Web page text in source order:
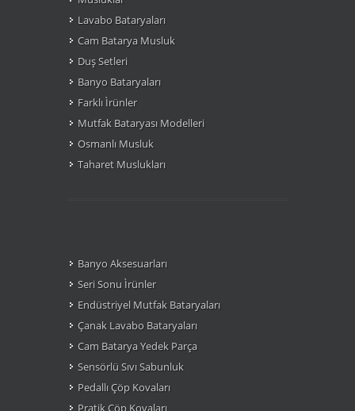
Lavabo Bataryaları
Cam Batarya Musluk
Duş Setleri
Banyo Bataryaları
Farklı Ìrünler
Mutfak Bataryası Modelleri
Osmanlı Musluk
Taharet Muslukları
Banyo Aksesuarları
Seri Sonu Ìrünler
Endüstriyel Mutfak Bataryaları
Çanak Lavabo Bataryaları
Cam Batarya Yedek Parça
Sensörlü Sıvı Sabunluk
Pedallı Çöp Kovaları
Pratik Çöp Kovaları